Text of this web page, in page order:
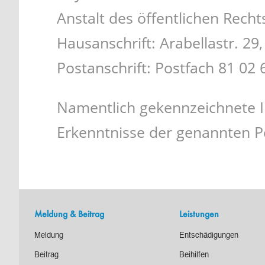
Anstalt des öffentlichen
Hausanschrift: Arabellastr.
Postanschrift: Postfach 81 02
Namentlich
Erkenntnisse der genannten
Meldung & Beitrag
Meldung
Beitrag
Leistungen
Entschädigungen
Beihilfen